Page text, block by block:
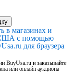
в магазинах и
с помощью
для браузера
BuyUsa.ru и заказывайте
или онлайн аукциона